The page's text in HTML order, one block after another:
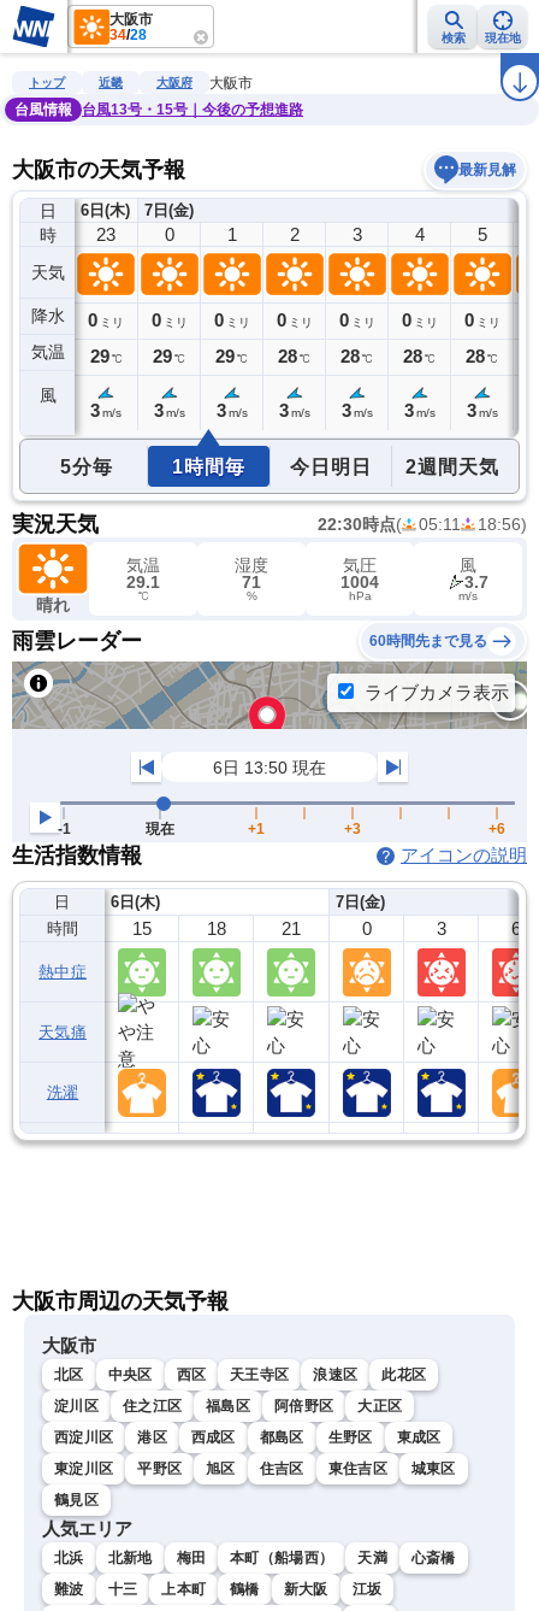
大阪市
34/28 検索 現在地
雨雲レーダー 台風情報 地震情報 ラ
トップ 近畿 大阪府
大阪市
台風情報
台風13号・15号｜今後の予想進路
大阪市の天気予報 最新見解
日
時
天気
降水
気温
風
6日(木)
22
0ミリ
29℃
23
0 ミリ
29 ℃
3m/s
7日(金)
0
0 ミリ
29℃
3 m/s
1
0 ミリ
29℃
3 m/s
2
0 ミリ
28℃
3 m/s
3
0 ミリ
28℃
3 m/s
4
0 ミリ
28℃
3 m/s
5
0 ミリ
28℃
3 m/s
5分毎 1時間毎 今日明日 2週間天気
実況天気 22:30時点( 05:11 18:56)
晴れ
気温
29.1
℃
湿度
71
%
気圧
1004
hPa
風
3.7
m/s
雨雲レーダー 60時間先まで見る
生活指数情報 アイコンの説明
日
時間
熱中症
天気痛
洗濯
6日(木)
15 18 21
7日(金)
0 3 6
大阪市周辺の天気予報
大阪市
北区 中央区 西区 天王寺区 浪速区
此花区
淀川区
住之江区 福島区 阿倍野区
大正区
西淀川区
港区 西成区 都島区 生野区
東成区
東淀川区
平野区 旭区 住吉区 東住吉区
城東区
鶴見区
人気エリア
北浜 北新地 梅田 本町（船場西） 天満
心斎橋
難波
十三 上本町 鶴橋 新大阪
江坂